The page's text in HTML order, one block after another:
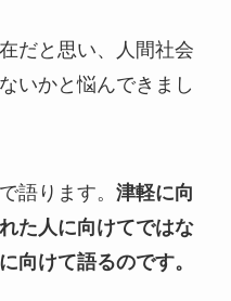
だと思い、人間社会
いかと悩んできまし
語ります。 津軽に向
た人に向けてではな
向けて語るのです。